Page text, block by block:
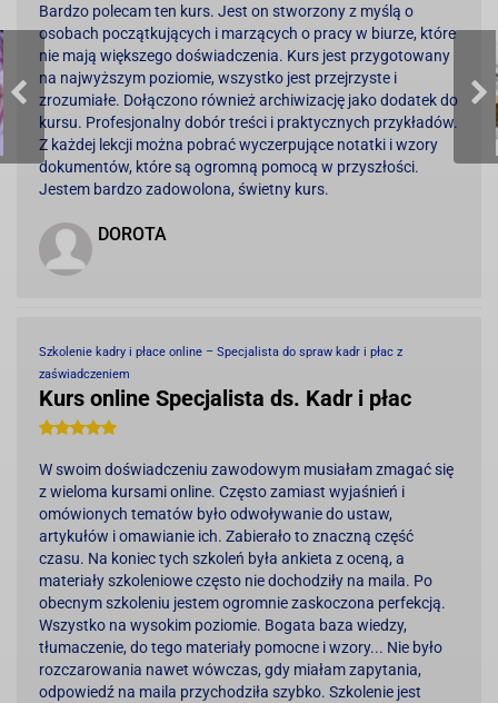
Bardzo polecam ten kurs. Jest on stworzony z myślą o
osobach początkujących i marzących o pracy w biurze, które
nie mają większego doświadczenia. Kurs jest przygotowany
na najwyższym poziomie, wszystko jest przejrzyste i
zrozumiałe. Dołączono również archiwizację jako dodatek do
kursu. Profesjonalny dobór treści i praktycznych przykładów.
Z każdej lekcji można pobrać wyczerpujące notatki i wzory
dokumentów, które są ogromną pomocą w przyszłości.
Jestem bardzo zadowolona, świetny kurs.
DOROTA
Szkolenie kadry i płace online – Specjalista do spraw kadr i płac z
zaświadczeniem
Kurs online Specjalista ds. Kadr i płac
W swoim doświadczeniu zawodowym musiałam zmagać się
z wieloma kursami online. Często zamiast wyjaśnień i
omówionych tematów było odwoływanie do ustaw,
artykułów i omawianie ich. Zabierało to znaczną część
czasu. Na koniec tych szkoleń była ankieta z oceną, a
materiały szkoleniowe często nie dochodziły na maila. Po
obecnym szkoleniu jestem ogromnie zaskoczona perfekcją.
Wszystko na wysokim poziomie. Bogata baza wiedzy,
tłumaczenie, do tego materiały pomocne i wzory... Nie było
rozczarowania nawet wówczas, gdy miałam zapytania,
odpowiedź na maila przychodziła szybko. Szkolenie jest